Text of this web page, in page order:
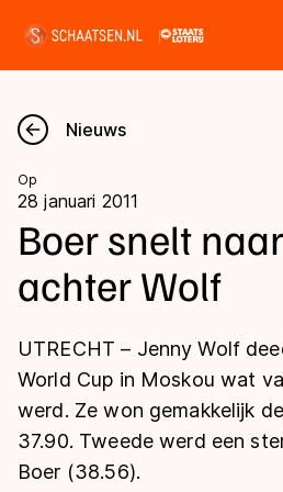
Nieuws
Kalender
Disciplines
Langebaan
Shorttrack
Inlineskaten
Uitslagen
Langebaan
Shorttrack
Marathon
Tijden & historie
Ranglijsten Langebaan
Nieuws
Op
28 januari 2011
Boer snelt
achter Wolf
UTRECHT – Jenny Wolf
World Cup in Moskou wat
werd. Ze won gemakkelijk
37.90. Tweede werd een
Boer (38.56).